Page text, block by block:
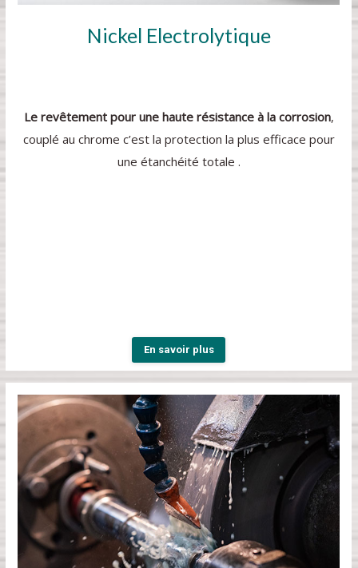
Nickel Electrolytique
Le revêtement pour une haute résistance à la corrosion,
couplé au chrome c’est la protection la plus efficace pour
une étanchéité totale .
En savoir plus